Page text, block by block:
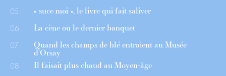
05 « suce moi », le livre qui fait saliver
06 La cène ou le dernier banquet
07 Quand les champs de blé entraient au Musée
d’Orsay
08 Il faisait plus chaud au Moyen-âge